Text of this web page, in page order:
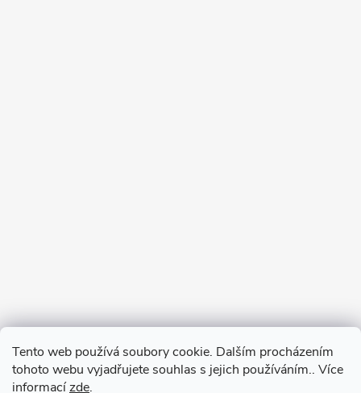
Tento web používá soubory cookie. Dalším procházením
tohoto webu vyjadřujete souhlas s jejich používáním.. Více
informacízde.